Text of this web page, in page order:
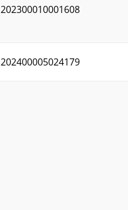
202300010001608
202400005024179